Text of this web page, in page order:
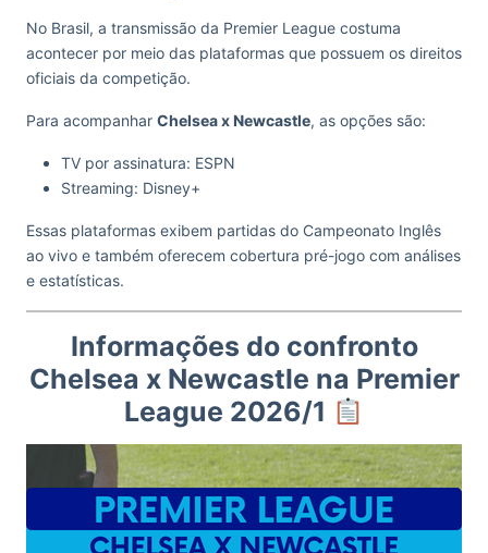
No Brasil, a transmissão da Premier League costuma
acontecer por meio das plataformas que possuem os direitos
oficiais da competição.
Para acompanhar Chelsea x Newcastle, as opções são:
TV por assinatura: ESPN
Streaming: Disney+
Essas plataformas exibem partidas do Campeonato Inglês
ao vivo e também oferecem cobertura pré-jogo com análises
e estatísticas.
Informações do confronto
Chelsea x Newcastle na Premier
League 2026/1